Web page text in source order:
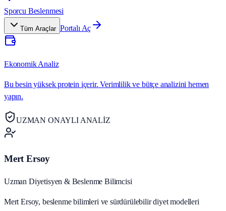
Sporcu Beslenmesi
Tüm Araçlar Portalı Aç
Ekonomik Analiz
Bu besin yüksek protein içerir. Verimlilik ve bütçe analizini hemen
yapın.
UZMAN ONAYLI ANALİZ
Mert Ersoy
Uzman Diyetisyen & Beslenme Bilimcisi
Mert Ersoy, beslenme bilimleri ve sürdürülebilir diyet modelleri